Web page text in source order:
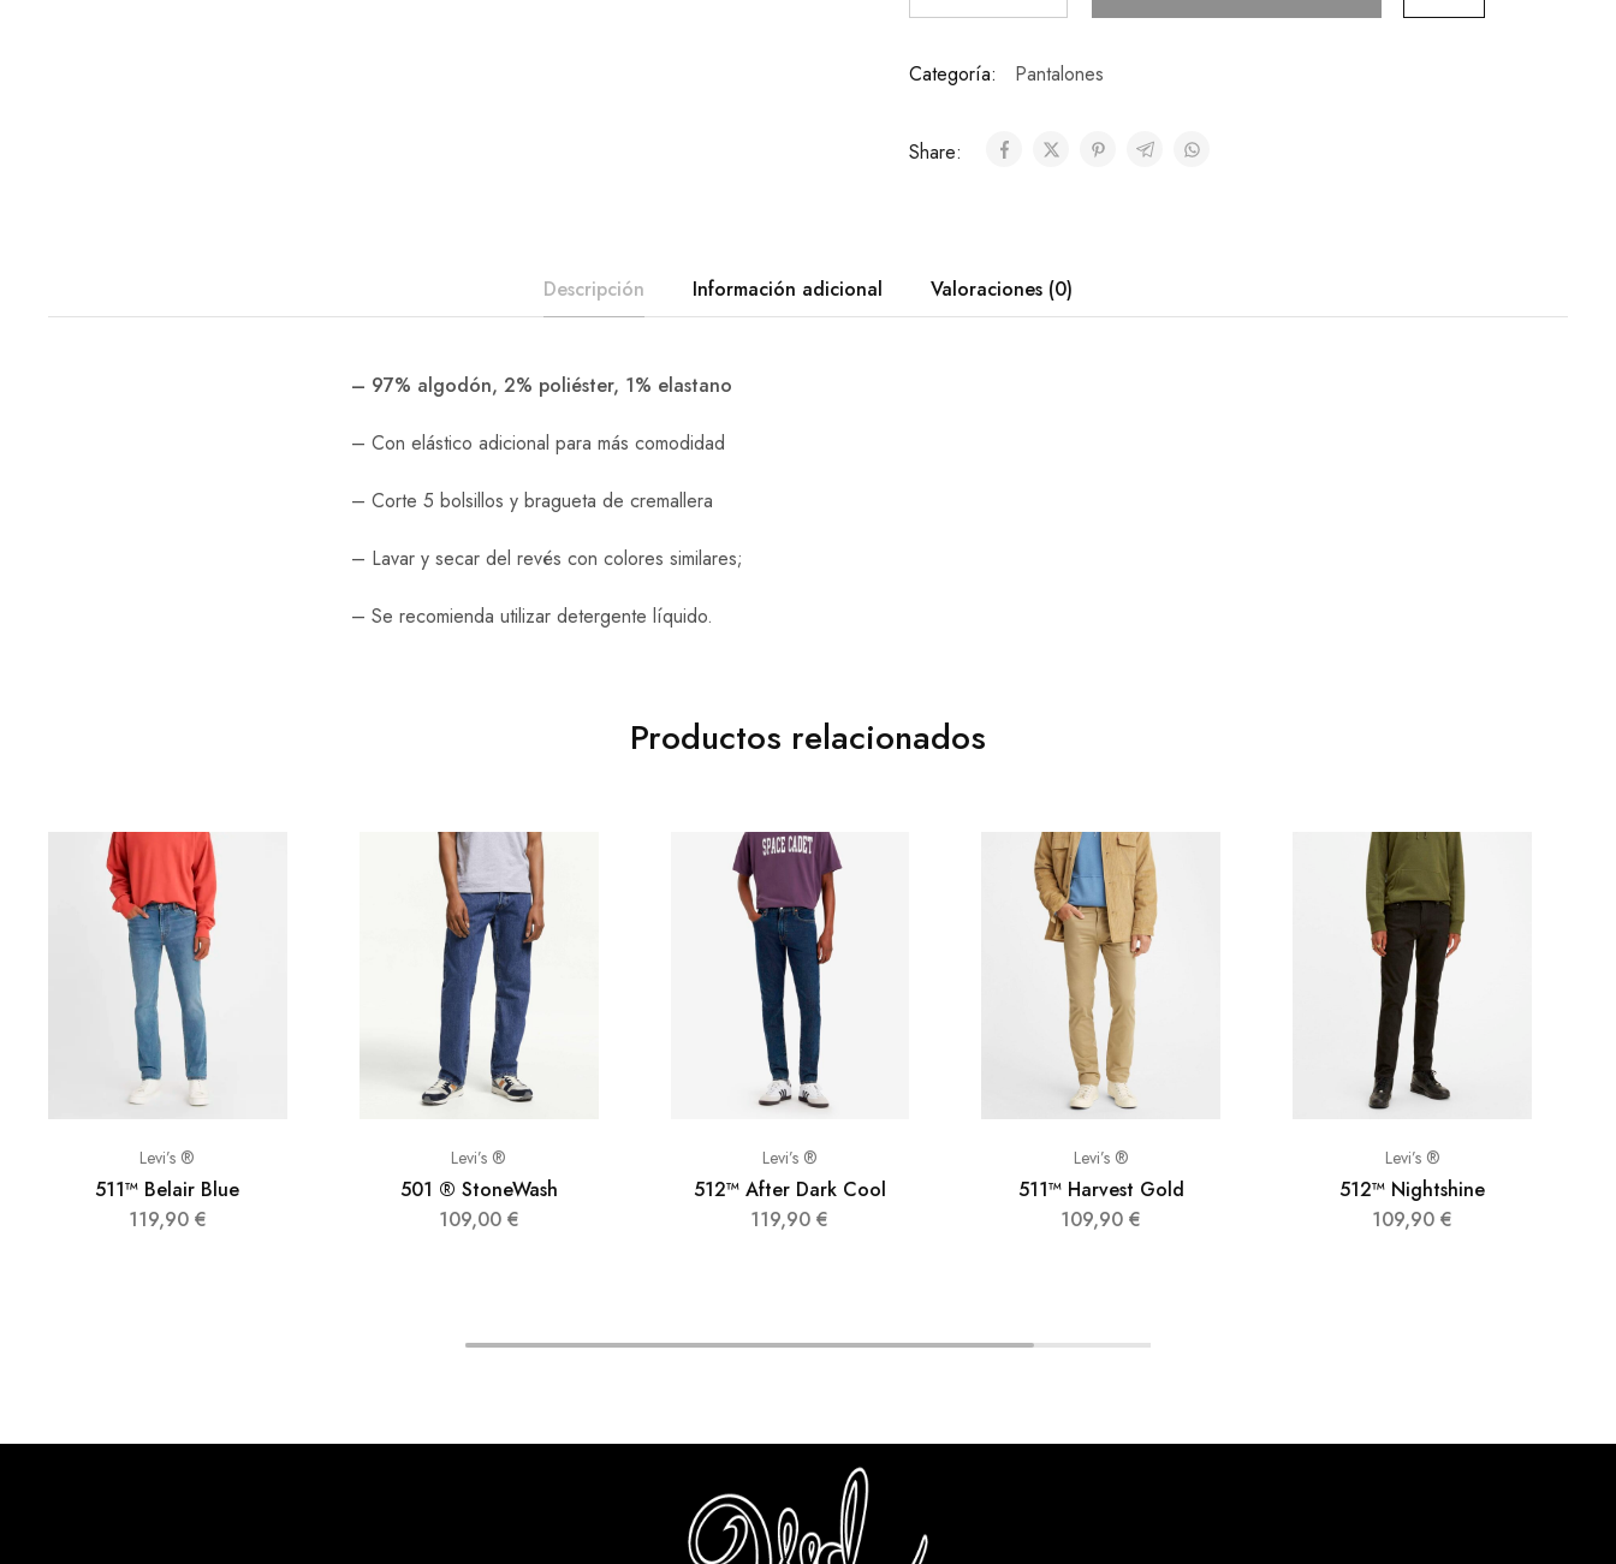
Categoría: Pantalones
Share:
Descripción Información adicional Valoraciones (0)
– 97% algodón, 2% poliéster, 1% elastano
– Con elástico adicional para más comodidad
– Corte 5 bolsillos y bragueta de cremallera
– Lavar y secar del revés con colores similares;
– Se recomienda utilizar detergente líquido.
Productos relacionados
Levi’s ®
511™ Belair Blue
119,90 €
Levi’s ®
501 ® StoneWash
109,00 €
Levi’s ®
512™ After Dark Cool
119,90€
Levi’s ®
511™ Harvest Gold
109,90€
Levi’s ®
512™ Nightshine
109,90€